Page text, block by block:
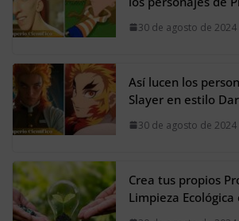
30 de agosto de 2024
Así lucen los
Slayer en estilo
30 de agosto de 2024
Crea tus propios
Limpieza